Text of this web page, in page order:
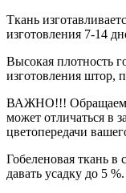
Ткань
изготовления 7-14
Высокая плотность
изготовления штор,
ВАЖНО!!! Обращаем
может отличаться в
цветопередачи
Гобеленовая ткань в
давать усадку до 5 %.